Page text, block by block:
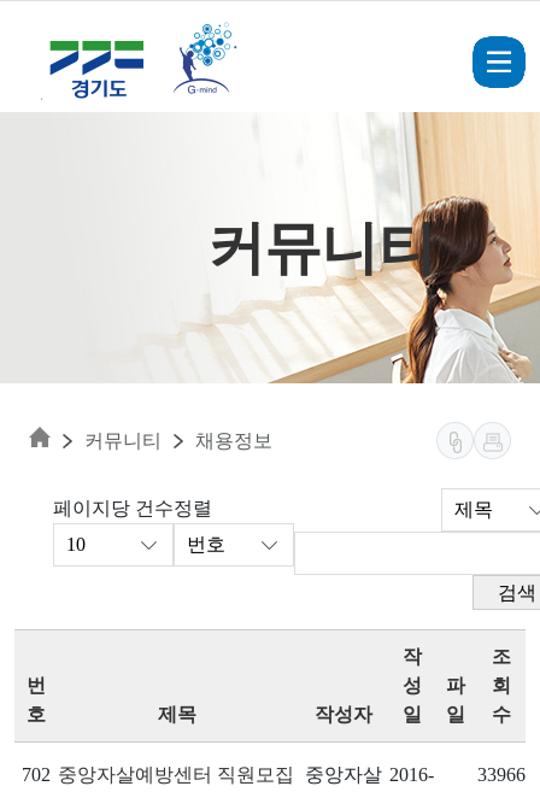
커뮤니티
커뮤니티 채용정보
페이지당 건수정렬
검색
번
호
제목 작성자
작
성
일
파
일
조
회
수
702 중앙자살예방센터 직원모집
중앙자살 2016-
33966